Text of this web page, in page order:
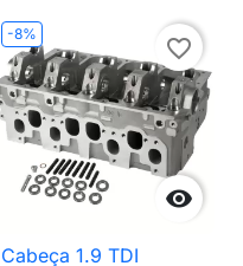
-8%

favorite_border
Cabeça 1.9 TDI